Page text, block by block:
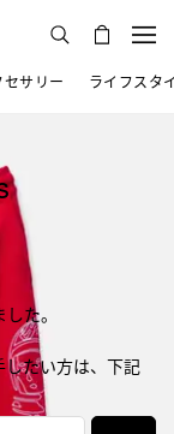
セサリー ライフスタ
た。
たい方は、下記